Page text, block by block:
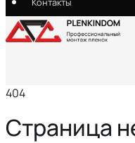
404
Страница